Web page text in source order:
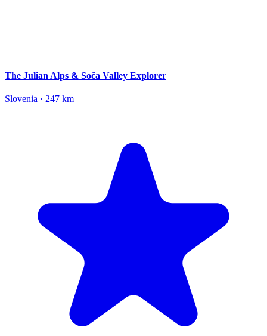
The Julian Alps & Soča Valley Explorer
Slovenia · 247 km